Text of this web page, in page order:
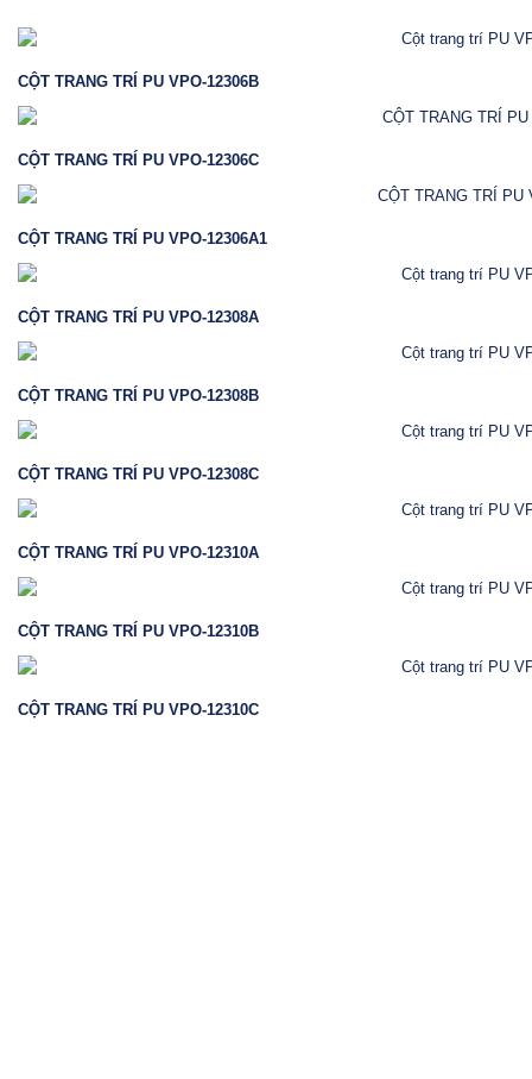
CỘT TRANG TRÍ PU VPO-12306B
CỘT TRANG TRÍ PU VPO-12306C
CỘT TRANG TRÍ PU VPO-12306A1
CỘT TRANG TRÍ PU VPO-12308A
CỘT TRANG TRÍ PU VPO-12308B
CỘT TRANG TRÍ PU VPO-12308C
CỘT TRANG TRÍ PU VPO-12310A
CỘT TRANG TRÍ PU VPO-12310B
CỘT TRANG TRÍ PU VPO-12310C